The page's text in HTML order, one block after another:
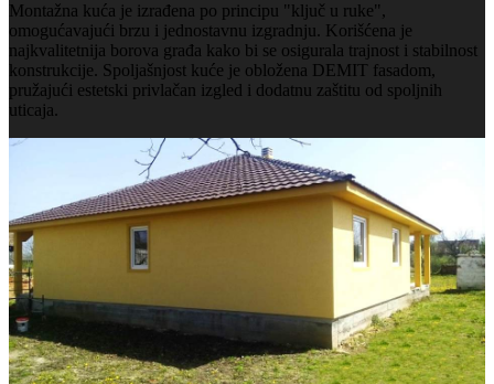
Montažna kuća je izrađena po principu "ključ u ruke",
omogućavajući brzu i jednostavnu izgradnju. Korišćena je
najkvalitetnija borova građa kako bi se osigurala trajnost i stabilnost
konstrukcije. Spoljašnjost kuće je obložena DEMIT fasadom,
pružajući estetski privlačan izgled i dodatnu zaštitu od spoljnih
uticaja.